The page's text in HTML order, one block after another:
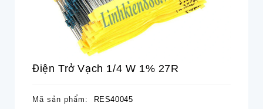
Điện Trở Vạch 1/4 W 1% 27R
Mã sản phẩm: RES40045